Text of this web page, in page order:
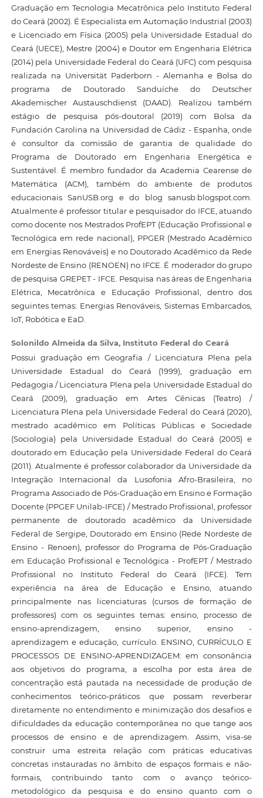
Graduação em Tecnologia Mecatrônica pelo Instituto Federal
do Ceará (2002). É Especialista em Automação Industrial (2003)
e Licenciado em Física (2005) pela Universidade Estadual do
Ceará (UECE), Mestre (2004) e Doutor em Engenharia Elétrica
(2014) pela Universidade Federal do Ceará (UFC) com pesquisa
realizada na Universität Paderborn - Alemanha e Bolsa do
programa de Doutorado Sanduíche do Deutscher
Akademischer Austauschdienst (DAAD). Realizou também
estágio de pesquisa pós-doutoral (2019) com Bolsa da
Fundación Carolina na Universidad de Cádiz - Espanha, onde
é consultor da comissão de garantia de qualidade do
Programa de Doutorado em Engenharia Energética e
Sustentável. É membro fundador da Academia Cearense de
Matemática (ACM), também do ambiente de produtos
educacionais SanUSB.org e do blog sanusb.blogspot.com.
Atualmente é professor titular e pesquisador do IFCE, atuando
como docente nos Mestrados ProfEPT (Educação Profissional e
Tecnológica em rede nacional), PPGER (Mestrado Acadêmico
em Energias Renováveis) e no Doutorado Acadêmico da Rede
Nordeste de Ensino (RENOEN) no IFCE. É moderador do grupo
de pesquisa GREPET - IFCE. Pesquisa nas áreas de Engenharia
Elétrica, Mecatrônica e Educação Profissional, dentro dos
seguintes temas: Energias Renováveis, Sistemas Embarcados,
IoT, Robótica e EaD.
Solonildo Almeida da Silva, Instituto Federal do Ceará
Possui graduação em Geografia / Licenciatura Plena pela
Universidade Estadual do Ceará (1999), graduação em
Pedagogia / Licenciatura Plena pela Universidade Estadual do
Ceará (2009), graduação em Artes Cênicas (Teatro) /
Licenciatura Plena pela Universidade Federal do Ceará (2020),
mestrado acadêmico em Políticas Públicas e Sociedade
(Sociologia) pela Universidade Estadual do Ceará (2005) e
doutorado em Educação pela Universidade Federal do Ceará
(2011). Atualmente é professor colaborador da Universidade da
Integração Internacional da Lusofonia Afro-Brasileira, no
Programa Associado de Pós-Graduação em Ensino e Formação
Docente (PPGEF Unilab-IFCE) / Mestrado Profissional, professor
permanente de doutorado acadêmico da Universidade
Federal de Sergipe, Doutorado em Ensino (Rede Nordeste de
Ensino - Renoen), professor do Programa de Pós-Graduação
em Educação Profissional e Tecnológica - ProfEPT / Mestrado
Profissional no Instituto Federal do Ceará (IFCE). Tem
experiência na área de Educação e Ensino, atuando
principalmente nas licenciaturas (cursos de formação de
professores) com os seguintes temas: ensino, processo de
ensino-aprendizagem, ensino superior, ensino -
aprendizagem e educação, currículo. ENSINO, CURRÍCULO E
PROCESSOS DE ENSINO-APRENDIZAGEM: em consonância
aos objetivos do programa, a escolha por esta área de
concentração está pautada na necessidade de produção de
conhecimentos teórico-práticos que possam reverberar
diretamente no entendimento e minimização dos desafios e
dificuldades da educação contemporânea no que tange aos
processos de ensino e de aprendizagem. Assim, visa-se
construir uma estreita relação com práticas educativas
concretas instauradas no âmbito de espaços formais e não-
formais, contribuindo tanto com o avanço teórico-
metodológico da pesquisa e do ensino quanto com o